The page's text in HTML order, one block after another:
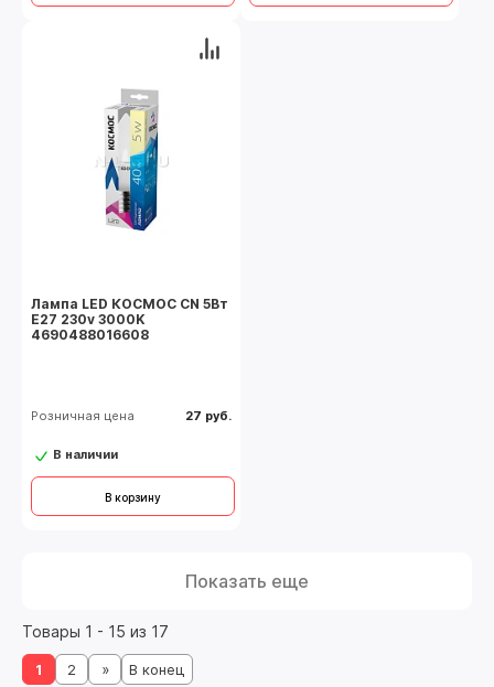
Лампа LED КОСМОС CN 5Вт
Е27 230v 3000K
4690488016608
Розничная цена 27 руб.
В наличии
В корзину
Показать еще
Товары 1 - 15 из 17
1 2 » В конец